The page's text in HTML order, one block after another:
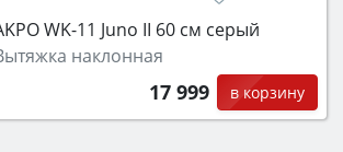
WK-11 Juno II 60 см серый
наклонная
17 999 в корзину